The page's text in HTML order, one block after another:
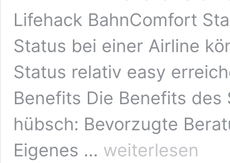
Lifehack BahnComfort
Status bei einer Airline
Status relativ easy
Benefits Die Benefits
hübsch: Bevorzugte
Eigenes …
Lifehack
BahnComfort
weiterlesen